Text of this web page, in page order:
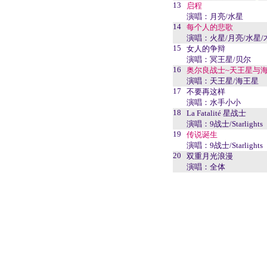
13
启程
演唱：月亮/水星
14 每个人的悲歌
演唱：火星/月亮/水星/
15
女人的争辩
演唱：冥王星/贝尔
16
奥尔良战士~天王星与
演唱：天王星/海王星
17
不要再这样
演唱：水手小小
18
La Fatalité 星战士
演唱：9战士/Starlights
19
传说诞生
演唱：9战士/Starlights
20
双重月光浪漫
演唱：全体